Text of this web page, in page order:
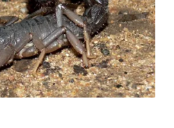
認為只要在設計與施工階段
不複雜。若制度能持續推
業維運市場發展，也有助於
韌性。住宅光電踩煞車 高雄
光電新制1日上路，建物面積
建、增建或改建建物，每20平
設備，預估每年可新增約